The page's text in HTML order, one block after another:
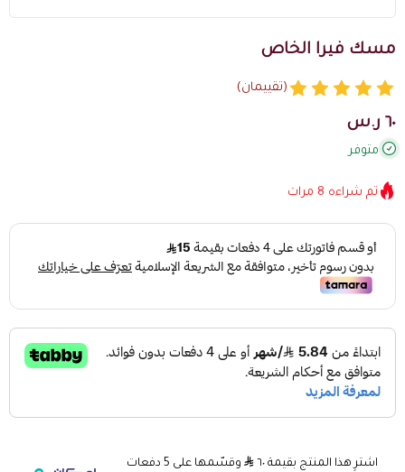
مسك فيرا الخاص
(تقييمان)
٦٠ ر.س
متوفر
تم شراءه 8 مرات
اشترِ هذا المنتج بقيمة ٦٠
وقسّمها على 5 دفعات